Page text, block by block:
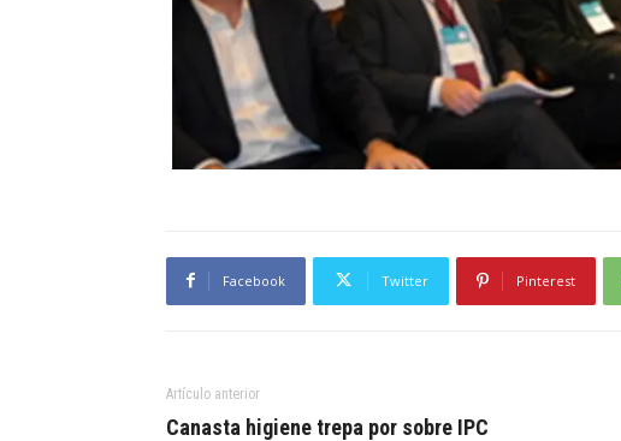
Facebook Twitter Pinterest
Artículo anterior
Canasta higiene trepa por sobre IPC